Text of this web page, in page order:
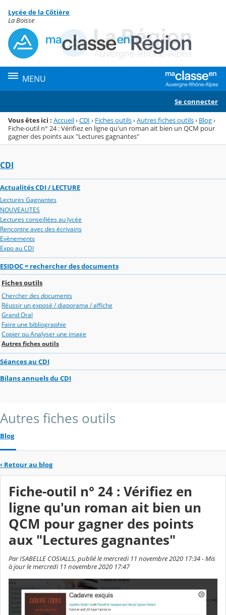
Menu de la rubrique
Contenu
Lycée de la Côtière
La Boisse
MENU
Se connecter
Vous êtes ici : Accueil›CDI › Fiches outils›Autres fiches outils› Blog›
Fiche-outil n° 24 : Vérifiez en ligne qu'un roman ait bien un QCM pour
gagner des points aux "Lectures gagnantes"
CDI
Actualités CDI / LECTURE
Lectures Gagnantes
NOUVEAUTES
Lectures conseillées au lycée
Rencontre avec des écrivains
Evènements
Expo au CDI
ESIDOC = rechercher des documents
Fiches outils
Chercher des documents
Réussir un exposé / diaporama / affiche
Grand Oral
Faire une bibliographie
Copier ou Analyser une image
Autres fiches outils
Séances au CDI
Bilans annuels du CDI
Autres fiches outils
Blog
‹ Retour au blog
Fiche-outil n° 24 : Vérifiez en
ligne qu'un roman ait bien un
QCM pour gagner des points
aux "Lectures gagnantes"
Par ISABELLE COSIALLS, publié le mercredi 11 novembre 2020 17:34 - Mis
à jour le mercredi 11 novembre 2020 17:47